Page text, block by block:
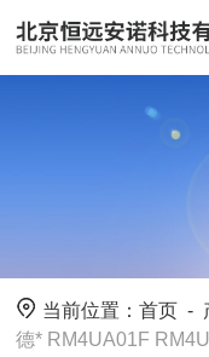
当前位置：首页 -
德* RM4UA01F